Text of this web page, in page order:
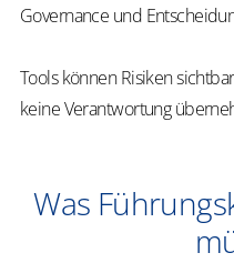
Governance und
Tools können Risiken
keine Verantwortung
Was